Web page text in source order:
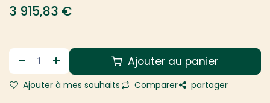
3 915,83 €
Ajouter au panier
Ajouter à mes souhaits Comparer partager